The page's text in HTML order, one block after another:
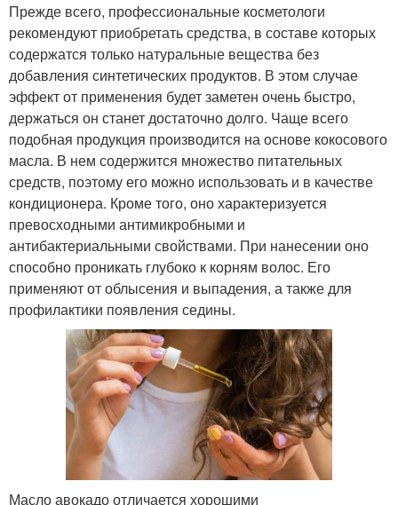
Прежде всего, профессиональные косметологи
рекомендуют приобретать средства, в составе которых
содержатся только натуральные вещества без
добавления синтетических продуктов. В этом случае
эффект от применения будет заметен очень быстро,
держаться он станет достаточно долго. Чаще всего
подобная продукция производится на основе кокосового
масла. В нем содержится множество питательных
средств, поэтому его можно использовать и в качестве
кондиционера. Кроме того, оно характеризуется
превосходными антимикробными и
антибактериальными свойствами. При нанесении оно
способно проникать глубоко к корням волос. Его
применяют от облысения и выпадения, а также для
профилактики появления седины.
Масло авокадо отличается хорошими